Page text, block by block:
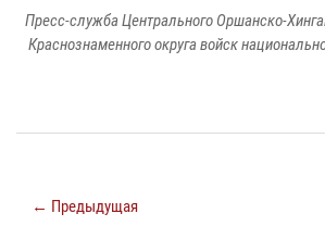
Пресс-служба Центрального Оршанско-
Краснознаменного округа войск
← Предыдущая